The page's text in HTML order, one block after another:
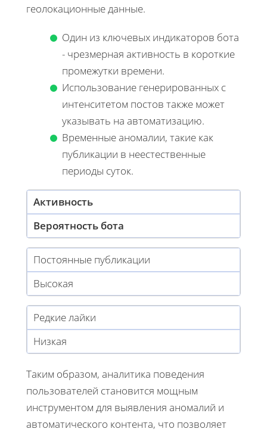
геолокационные данные.
Один из ключевых индикаторов бота
- чрезмерная активность в короткие
промежутки времени.
Использование генерированных с
интенситетом постов также может
указывать на автоматизацию.
Временные аномалии, такие как
публикации в неестественные
периоды суток.
Активность
Вероятность бота
Постоянные публикации
Высокая
Редкие лайки
Низкая
Таким образом, аналитика поведения
пользователей становится мощным
инструментом для выявления аномалий и
автоматического контента, что позволяет